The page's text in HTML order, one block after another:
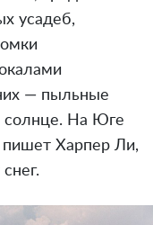
усадеб,
— пыльные
солнце. На Юге
пишет Харпер Ли,